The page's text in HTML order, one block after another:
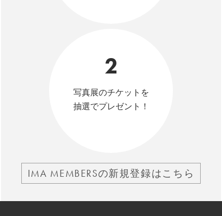
2
写真展のチケットを
抽選でプレゼント！
IMA MEMBERSの新規登録はこちら